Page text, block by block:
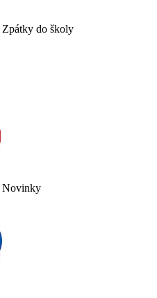
Zpátky do školy
Novinky